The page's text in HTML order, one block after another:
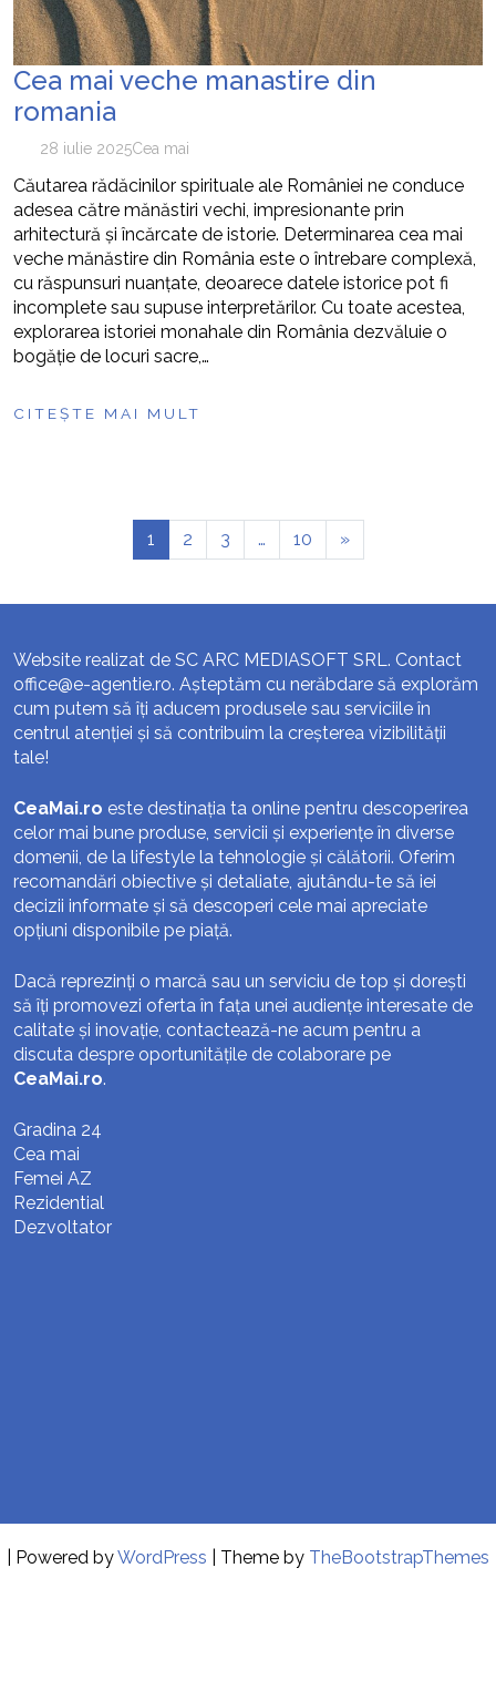
Cea mai veche manastire din
romania
28 iulie 2025Cea mai
Căutarea rădăcinilor spirituale ale României ne conduce
adesea către mănăstiri vechi, impresionante prin
arhitectură și încărcate de istorie. Determinarea cea mai
veche mănăstire din România este o întrebare complexă,
cu răspunsuri nuanțate, deoarece datele istorice pot fi
incomplete sau supuse interpretărilor. Cu toate acestea,
explorarea istoriei monahale din România dezvăluie o
bogăție de locuri sacre,…
CITEȘTE MAI MULT
1 2 3 … 10 »
Website realizat de SC ARC MEDIASOFT SRL. Contact
office@e-agentie.ro. Așteptăm cu nerăbdare să explorăm
cum putem să îți aducem produsele sau serviciile în
centrul atenției și să contribuim la creșterea vizibilității
tale!
CeaMai.ro este destinația ta online pentru descoperirea
celor mai bune produse, servicii și experiențe în diverse
domenii, de la lifestyle la tehnologie și călătorii. Oferim
recomandări obiective și detaliate, ajutându-te să iei
decizii informate și să descoperi cele mai apreciate
opțiuni disponibile pe piață.
Dacă reprezinți o marcă sau un serviciu de top și dorești
să îți promovezi oferta în fața unei audiențe interesate de
calitate și inovație, contactează-ne acum pentru a
discuta despre oportunitățile de colaborare pe
CeaMai.ro.
Gradina 24
Cea mai
Femei AZ
Rezidential
Dezvoltator
| Powered byWordPress | Theme by TheBootstrapThemes